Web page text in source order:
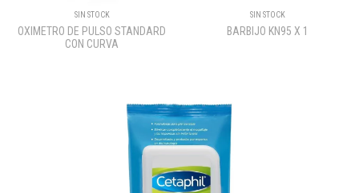
SIN STOCK
OXIMETRO DE PULSO STANDARD
CON CURVA
SIN STOCK
BARBIJO KN95 X 1